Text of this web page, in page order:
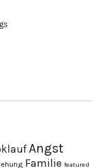
Angst
Familie featured